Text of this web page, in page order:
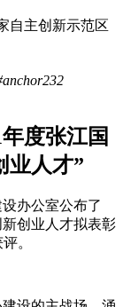
度张江国
业人才”
办公室公布了
新创业人才拟表彰
。